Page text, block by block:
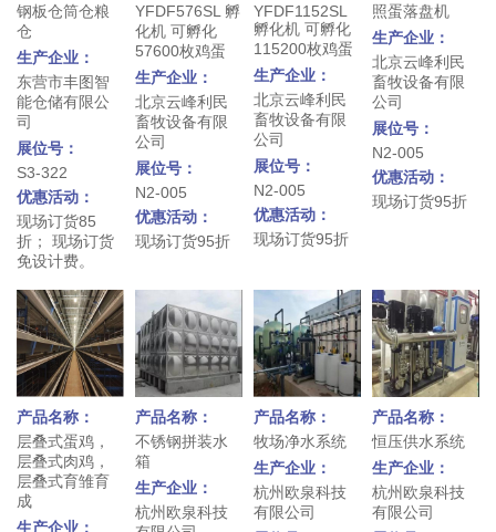
钢板仓筒仓粮
仓
生产企业：
东营市丰图智
能仓储有限公
司
展位号：
S3-322
优惠活动：
现场订货85
折； 现场订货
免设计费。
YFDF576SL 孵
化机 可孵化
57600枚鸡蛋
生产企业：
北京云峰利民
畜牧设备有限
公司
展位号：
N2-005
优惠活动：
现场订货95折
YFDF1152SL
孵化机 可孵化
115200枚鸡蛋
生产企业：
北京云峰利民
畜牧设备有限
公司
展位号：
N2-005
优惠活动：
现场订货95折
照蛋落盘机
生产企业：
北京云峰利民
畜牧设备有限
公司
展位号：
N2-005
优惠活动：
现场订货95折
产品名称：
层叠式蛋鸡，
层叠式肉鸡，
层叠式育雏育
成
生产企业：
产品名称：
不锈钢拼装水
箱
生产企业：
杭州欧泉科技
产品名称：
牧场净水系统
生产企业：
杭州欧泉科技
有限公司
产品名称：
恒压供水系统
生产企业：
杭州欧泉科技
有限公司